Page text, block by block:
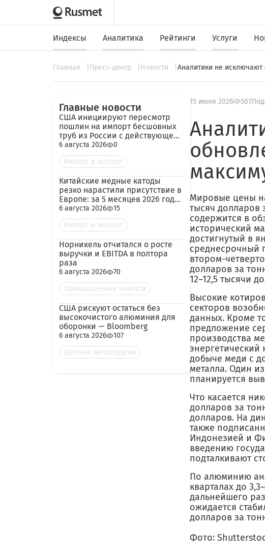
Индексы Аналитика Рейтинги Услуги
Главная Пресс-центр Новости Аналитики не исключают
Главные новости
США инициируют пересмотр
пошлин на импорт бесшовных
труб из России с действующей
ставкой 209,72%
6 августа 2026
0
Импорт и экспорт
Китайские медные катоды
резко нарастили присутствие в
Европе: за 5 месяцев 2026 года
— 45 тыс. тонн
6 августа 2026
15
Импорт и экспорт
Норникель отчитался о росте
выручки и EBITDA в полтора
раза
6 августа 2026
70
Промышленные новости
США рискуют остаться без
высокочистого алюминия для
оборонки — Bloomberg
6 августа 2026
107
Цветная металлургия
15 июня 2026 501
Мировые цены
тысяч долларов
содержится в
исторический
достигнутый в
среднесрочный
втором-
долларов за
12–12,5 тысячи
Высокие
секторов
данных. Кроме
предложение
производства
энергетический
добыче меди с
металла. Один
планируется
Что касается
долларов за
долларов. На
также
Индонезией и
введению
подталкивают
По алюминию
кварталах до
дальнейшего
ожидается
долларов за
Фото: